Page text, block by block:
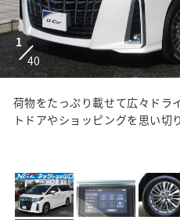
1
40
荷物をたっぷり載せて広々ド
トドアやショッピングを思い切